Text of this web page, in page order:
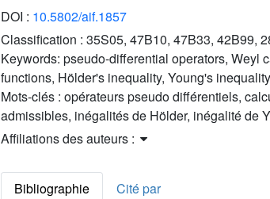
DOI : 10.5802/aif.1857
Classification : 35S05, 47B10, 47B33, 42B99,
Keywords: pseudo-differential operators, Weyl
functions, Hölder's inequality, Young's inequality
Mots-clés : opérateurs pseudo différentiels,
admissibles, inégalités de Hölder, inégalité de
Affiliations des auteurs :
Bibliographie
Cité par